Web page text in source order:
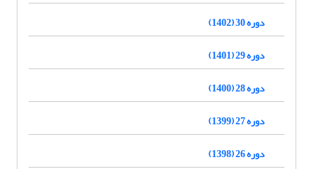
دوره 30 (1402)
دوره 29 (1401)
دوره 28 (1400)
دوره 27 (1399)
دوره 26 (1398)